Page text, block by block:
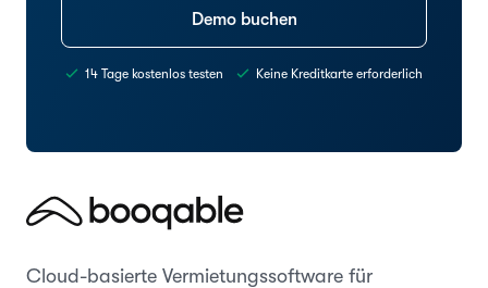
Demo buchen
14 Tage kostenlos testen Keine Kreditkarte erforderlich
Cloud-basierte Vermietungssoftware für